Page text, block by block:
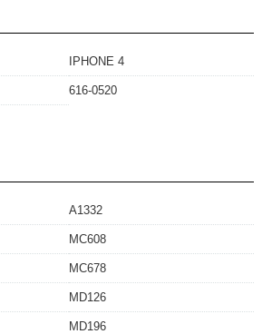
IPHONE 4
616-0520
A1332
MC608
MC678
MD126
MD196